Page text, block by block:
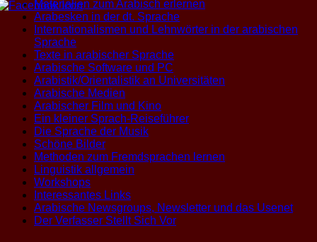
Materialien zum Arabisch erlernen
Arabesken in der dt. Sprache
Internationalismen und Lehnwörter in der arabischen
Sprache
Texte in arabischer Sprache
Arabische Software und PC
Arabistik/Orientalistik an Universitäten
Arabische Medien
Arabischer Film und Kino
Ein kleiner Sprach-Reiseführer
Die Sprache der Musik
Schöne Bilder
Methoden zum Fremdsprachen lernen
Linguistik allgemein
Workshops
Interessantes Links
Arabische Newsgroups, Newsletter und das Usenet
Der Verfasser Stellt Sich Vor